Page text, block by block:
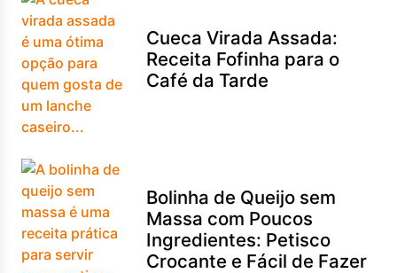
Cueca Virada Assada:
Receita Fofinha para o
Café da Tarde
Bolinha de Queijo sem
Massa com Poucos
Ingredientes: Petisco
Crocante e Fácil de Fazer